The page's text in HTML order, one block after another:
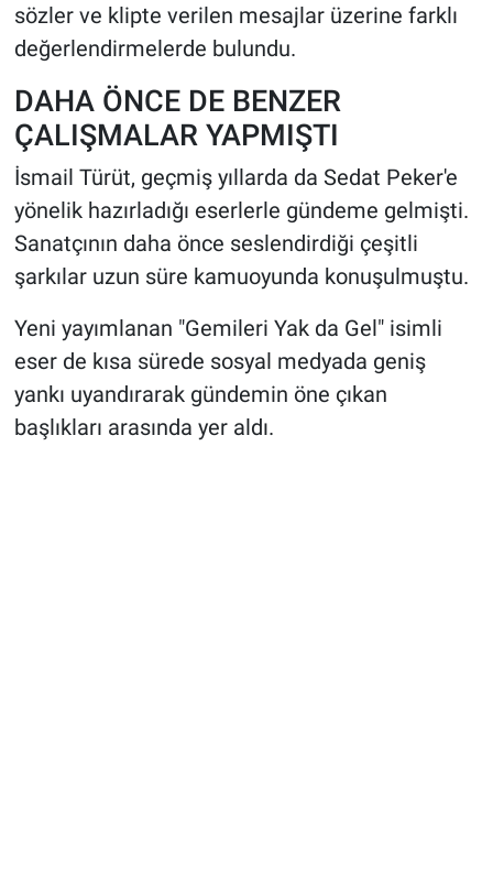
sözler ve klipte verilen mesajlar üzerine farklı
değerlendirmelerde bulundu.
DAHA ÖNCE DE BENZER
ÇALIŞMALAR YAPMIŞTI
İsmail Türüt, geçmiş yıllarda da Sedat Peker'e
yönelik hazırladığı eserlerle gündeme gelmişti.
Sanatçının daha önce seslendirdiği çeşitli
şarkılar uzun süre kamuoyunda konuşulmuştu.
Yeni yayımlanan "Gemileri Yak da Gel" isimli
eser de kısa sürede sosyal medyada geniş
yankı uyandırarak gündemin öne çıkan
başlıkları arasında yer aldı.